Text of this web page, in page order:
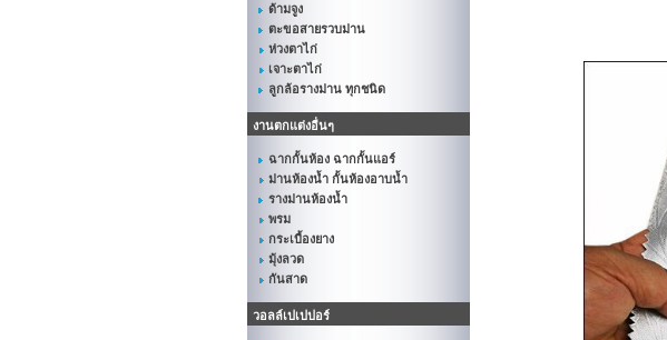
ด้ามจูง
ตะขอสายรวบม่าน
ห่วงตาไก่
เจาะตาไก่
ลูกล้อรางม่าน ทุกชนิด
งานตกแต่งอื่นๆ
ฉากกั้นห้อง ฉากกั้นแอร์
ม่านห้องน้ำ กั้นห้องอาบน้ำ
รางม่านห้องน้ำ
พรม
กระเบื้องยาง
มุ้งลวด
กันสาด
วอลล์เปเปปอร์